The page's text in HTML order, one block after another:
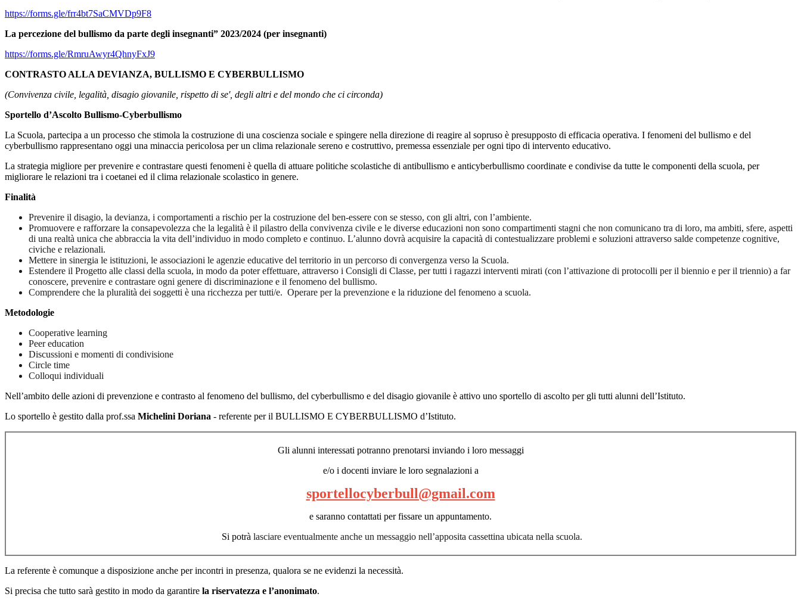
https://forms.gle/frr4bt7SaCMVDp9F8
La percezione del bullismo da parte degli insegnanti” 2023/2024 (per insegnanti)
https://forms.gle/RmruAwyr4QhnyFxJ9
CONTRASTO ALLA DEVIANZA, BULLISMO E CYBERBULLISMO
(Convivenza civile, legalità, disagio giovanile, rispetto di se', degli altri e del mondo che ci circonda)
Sportello d’Ascolto Bullismo-Cyberbullismo
La Scuola, partecipa a un processo che stimola la costruzione di una coscienza sociale e spingere nella direzione di reagire al sopruso è presupposto di efficacia operativa. I fenomeni del bullismo e del
cyberbullismo rappresentano oggi una minaccia pericolosa per un clima relazionale sereno e costruttivo, premessa essenziale per ogni tipo di intervento educativo.
La strategia migliore per prevenire e contrastare questi fenomeni è quella di attuare politiche scolastiche di antibullismo e anticyberbullismo coordinate e condivise da tutte le componenti della scuola, per
migliorare le relazioni tra i coetanei ed il clima relazionale scolastico in genere.
Finalità
Prevenire il disagio, la devianza, i comportamenti a rischio per la costruzione del ben-essere con se stesso, con gli altri, con l’ambiente.
Promuovere e rafforzare la consapevolezza che la legalità è il pilastro della convivenza civile e le diverse educazioni non sono compartimenti stagni che non comunicano tra di loro, ma ambiti, sfere, aspetti
di una realtà unica che abbraccia la vita dell’individuo in modo completo e continuo. L’alunno dovrà acquisire la capacità di contestualizzare problemi e soluzioni attraverso salde competenze cognitive,
civiche e relazionali.
Mettere in sinergia le istituzioni, le associazioni le agenzie educative del territorio in un percorso di convergenza verso la Scuola.
Estendere il Progetto alle classi della scuola, in modo da poter effettuare, attraverso i Consigli di Classe, per tutti i ragazzi interventi mirati (con l’attivazione di protocolli per il biennio e per il triennio) a far
conoscere, prevenire e contrastare ogni genere di discriminazione e il fenomeno del bullismo.
Comprendere che la pluralità dei soggetti è una ricchezza per tutti/e. Operare per la prevenzione e la riduzione del fenomeno a scuola.
Metodologie
Cooperative learning
Peer education
Discussioni e momenti di condivisione
Circle time
Colloqui individuali
Nell’ambito delle azioni di prevenzione e contrasto al fenomeno del bullismo, del cyberbullismo e del disagio giovanile è attivo uno sportello di ascolto per gli tutti alunni dell’Istituto.
Lo sportello è gestito dalla prof.ssa Michelini Doriana - referente per il BULLISMO E CYBERBULLISMO d’Istituto.
Gli alunni interessati potranno prenotarsi inviando i loro messaggi
e/o i docenti inviare le loro segnalazioni a
sportellocyberbull@gmail.com
e saranno contattati per fissare un appuntamento.
Si potrà lasciare eventualmente anche un messaggio nell’apposita cassettina ubicata nella scuola.
La referente è comunque a disposizione anche per incontri in presenza, qualora se ne evidenzi la necessità.
Si precisa che tutto sarà gestito in modo da garantire la riservatezza e l’anonimato.